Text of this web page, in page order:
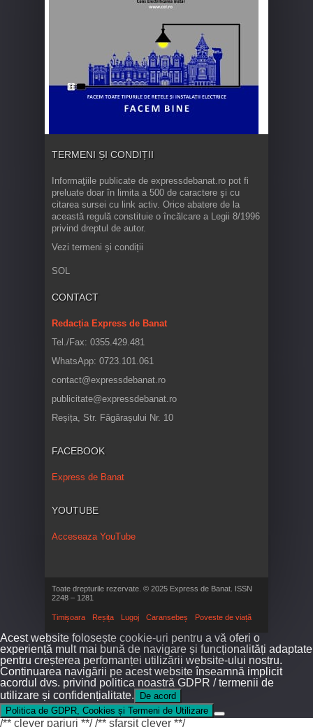
TERMENI ȘI CONDIȚII
Informaţiile publicate de expressdebanat.ro pot fi
preluate doar în limita a 500 de caractere şi cu
citarea sursei cu link activ. Orice abatere de la
această regulă constituie o încălcare a Legii 8/1996
privind dreptul de autor.
Vezi termeni și condiții
SOL
CONTACT
Redacția Express de Banat
Tel./Fax: 0355.429.481
WhatsApp: 0723.101.061
contact@expressdebanat.ro
publicitate@expressdebanat.ro
Reșița, Str. Făgărașului Nr. 10
FACEBOOK
Express de Banat
YOUTUBE
Acceseaza YouTube
Toate drepturile rezervate. © 2025 Express de Banat. ISSN
2248 – 1281
Timișoara Reșița Lugoj Caransebeș Poveste de viață
Acest website folosește cookie-uri pentru a vă oferi o
experiență mult mai bună de navigare și funcționalități adaptate
pentru creșterea perfomanței utilizării website-ului nostru.
Continuarea navigării pe acest website înseamnă implicit
acordul dvs. privind politica noastră GDPR / termenii de
utilizare și confidențialitate.
De acord
Politica de GDPR, Cookies și Termeni de Utilizare
/** clever pariuri **//** sfarsit clever **/